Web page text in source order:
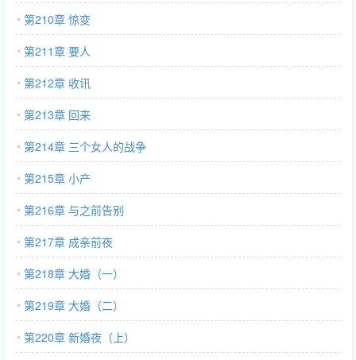
第210章 惊变
第211章 要人
第212章 收讯
第213章 回来
第214章 三个女人的战争
第215章 小产
第216章 与之前告别
第217章 成亲前夜
第218章 大婚（一）
第219章 大婚（二）
第220章 新婚夜（上）